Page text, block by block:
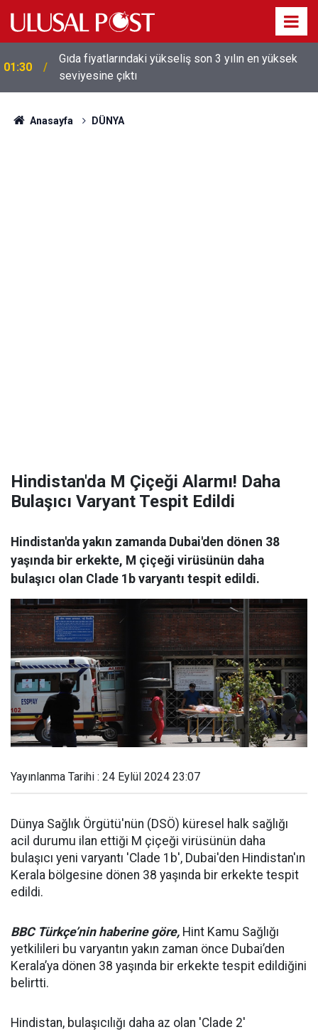
01:26
Galatasaray'dan sekiz kişi hakkında savcılığa suç
duyurusu
Anasayfa DÜNYA
Hindistan'da M Çiçeği Alarmı! Daha
Bulaşıcı Varyant Tespit Edildi
Hindistan'da yakın zamanda Dubai'den dönen 38
yaşında bir erkekte, M çiçeği virüsünün daha
bulaşıcı olan Clade 1b varyantı tespit edildi.
Yayınlanma Tarihi : 24 Eylül 2024 23:07
Dünya Sağlık Örgütü'nün (DSÖ) küresel halk sağlığı
acil durumu ilan ettiği M çiçeği virüsünün daha
bulaşıcı yeni varyantı 'Clade 1b', Dubai'den Hindistan'ın
Kerala bölgesine dönen 38 yaşında bir erkekte tespit
edildi.
BBC Türkçe’nin haberine göre, Hint Kamu Sağlığı
yetkilileri bu varyantın yakın zaman önce Dubai’den
Kerala’ya dönen 38 yaşında bir erkekte tespit edildiğini
belirtti.
Hindistan, bulaşıcılığı daha az olan 'Clade 2'